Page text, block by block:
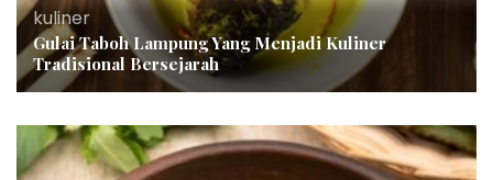
kuliner
Gulai Taboh Lampung Yang Menjadi Kuliner
Tradisional Bersejarah